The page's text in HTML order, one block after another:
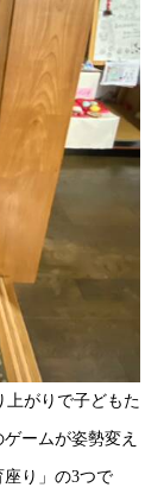
上がりで子どもた
ームが姿勢変え
り」の3つで